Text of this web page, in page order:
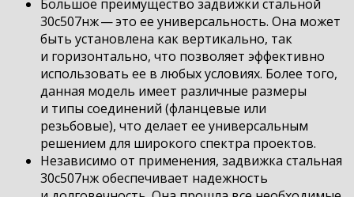
Большое преимущество задвижки стальной
30с507нж — это ее универсальность. Она может
быть установлена как вертикально, так
и горизонтально, что позволяет эффективно
использовать ее в любых условиях. Более того,
данная модель имеет различные размеры
и типы соединений (фланцевые или
резьбовые), что делает ее универсальным
решением для широкого спектра проектов.
Независимо от применения, задвижка стальная
30с507нж обеспечивает надежность